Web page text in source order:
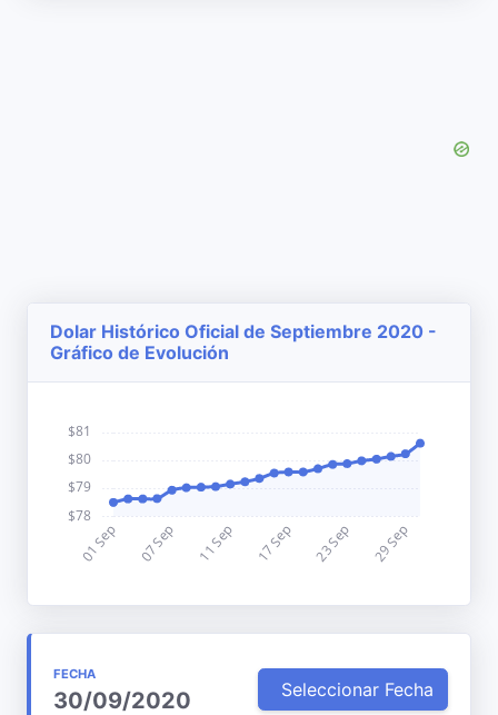
Dolar Histórico Oficial de Septiembre 2020 -
Gráfico de Evolución
FECHA
30/09/2020 Seleccionar Fecha